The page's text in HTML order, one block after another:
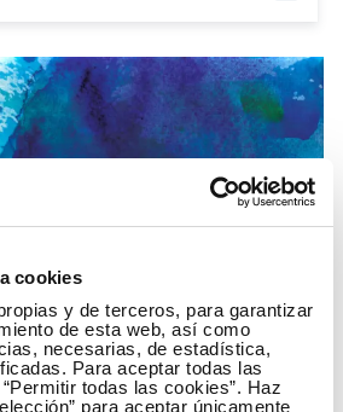
cookies
y de terceros, para garantizar
de esta web, así como
necesarias, de estadística,
Para aceptar todas las
todas las cookies”. Haz
para aceptar únicamente